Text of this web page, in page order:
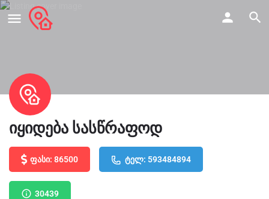
იყიდება სასწრაფოდ
ფასი: 86500 ტელ: 593484894
30439